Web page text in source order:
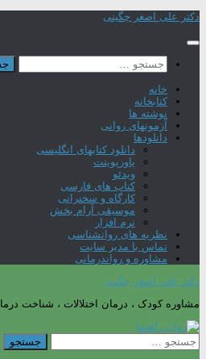
Skip
content
دکتر علی اصغر چگینی
جستجو
برای:
خانه
کتابخانه
نوشته ها
آزمونهای روانی
دانلودها
دانلود کتابهای انگلیسی
پاورپوینت
ویدئو
کتاب های فارسی
کارگاه و سخنرانی
موسیقی آرام بخش
نرم افزار
نظریه های روانشناسی
تماس با مدیر سایت
مشاوره و رواندرمانی
دکتر علی اصغر چگینی
مشاوره کودک ، درمان اختلالات ، شناخت
جستجو
برای: